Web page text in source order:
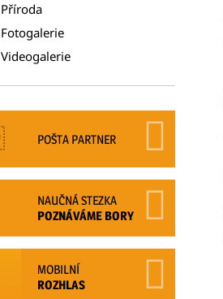
Příroda
Fotogalerie
Videogalerie
POŠTA PARTNER
NAUČNÁ STEZKA
POZNÁVÁME BORY
MOBILNÍ
ROZHLAS